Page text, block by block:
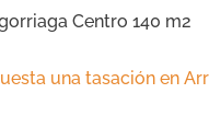
Centro 140 m2
una tasación en